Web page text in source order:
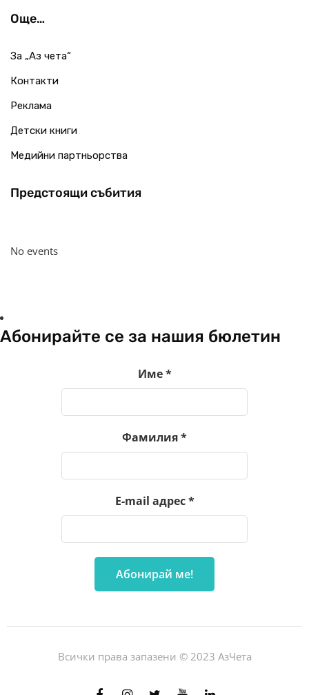
Още…
За „Аз чета“
Контакти
Реклама
Детски книги
Медийни партньорства
Предстоящи събития
No events
Абонирайте се за нашия бюлетин
Име*
Фамилия*
E-mail адрес*
Всички права запазени © 2023 АзЧета